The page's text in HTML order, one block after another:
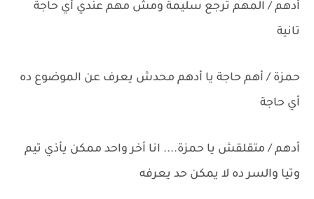
أدهم / المهم ترجع سليمة ومش مهم عندي أي حاجة
تانية
حمزة / أهم حاجة يا أدهم محدش يعرف عن الموضوع ده
أي حاجة
أدهم / متقلقش يا حمزة.... انا أخر واحد ممكن يأذي تيم
وتيا والسر ده لا يمكن حد يعرفه